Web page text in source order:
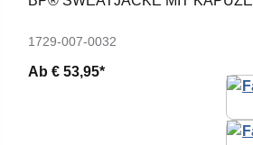
1729-007-0032
Ab € 53,95*